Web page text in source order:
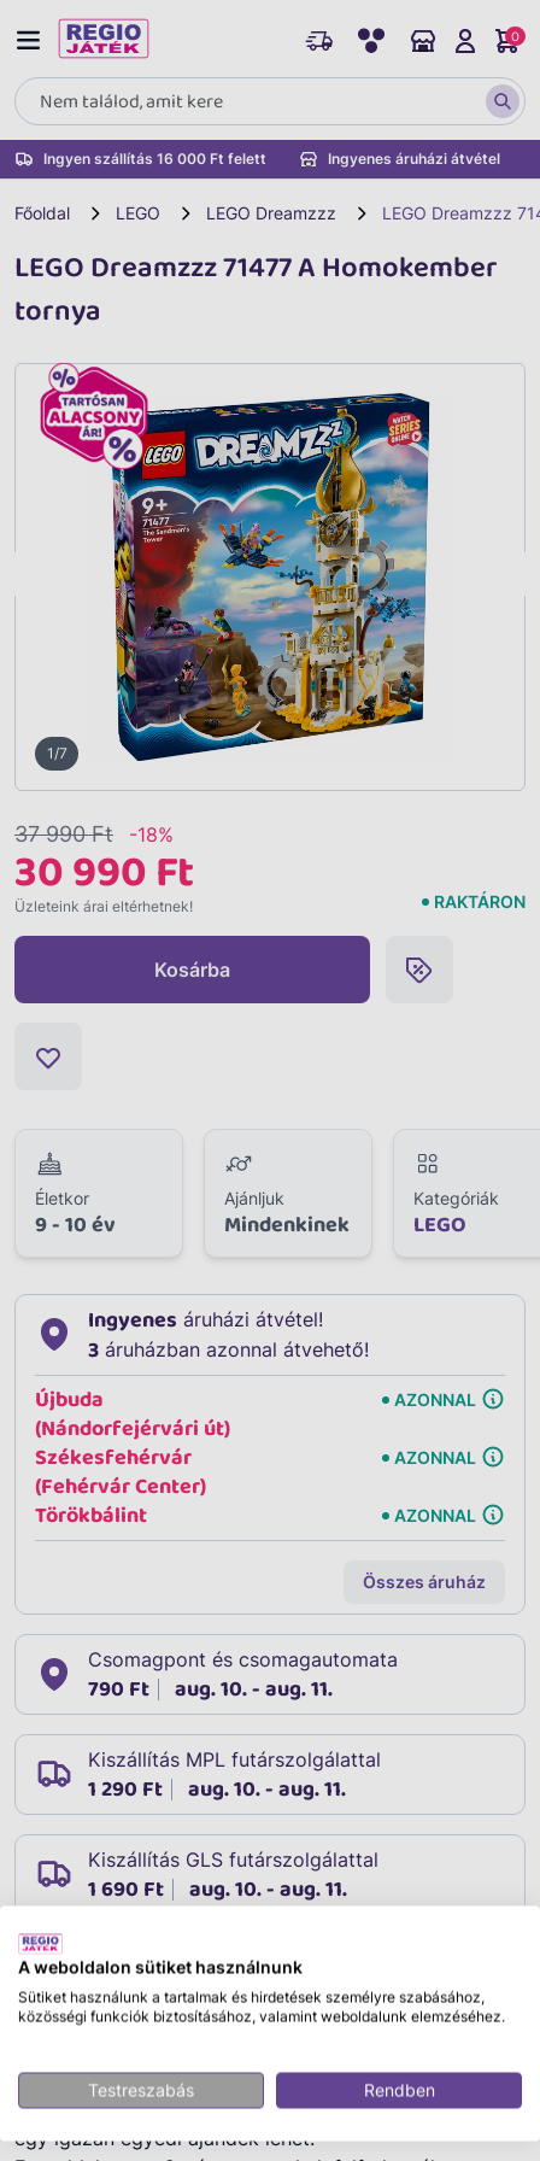
Ingyen szállítás 16 000 Ft felett Ingyenes áruházi átvétel
0
Főoldal LEGO LEGO Dreamzzz LEGO Dreamzzz
LEGO Dreamzzz 71477 A Homokember
tornya
1/7
37 990 Ft -18%
30 990 Ft
Üzleteink árai eltérhetnek! RAKTÁRON
Kosárba
Életkor
9 - 10 év
Ajánljuk
Mindenkinek
Kategóriák
LEGO
Ingyenes áruházi átvétel!
3 áruházban azonnal átvehető!
Újbuda
(Nándorfejérvári út)
AZONNAL
Székesfehérvár
(Fehérvár Center)
AZONNAL
Törökbálint AZONNAL
Összes áruház
Csomagpont és csomagautomata
790 Ft aug. 10. - aug. 11.
Kiszállítás MPL futárszolgálattal
1 290 Ft aug. 10. - aug. 11.
Kiszállítás GLS futárszolgálattal
1 690 Ft aug. 10. - aug. 11.
Leírás Cikkszám:08094
Homokember tornyát a Sötét Boszorkánytól a LEGO®
DREAMZzz™ építőkészlettel és a 3 minifigurával, és ez
egy igazán egyedi ajándék lehet.
A weboldalon sütiket használnunk
Sütiket használunk a tartalmak és hirdetések személyre szabásához,
közösségi funkciók biztosításához, valamint weboldalunk elemzéséhez.
Testreszabás Rendben